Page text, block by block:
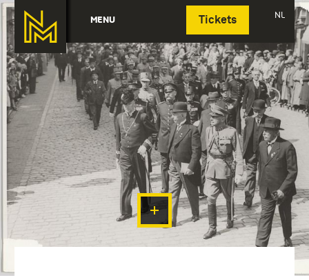
MENU Tickets NL
Deutsch